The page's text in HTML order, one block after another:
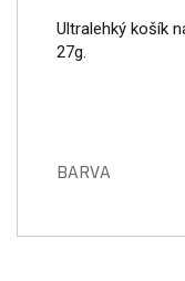
Ultralehký košík
27g.
BARVA